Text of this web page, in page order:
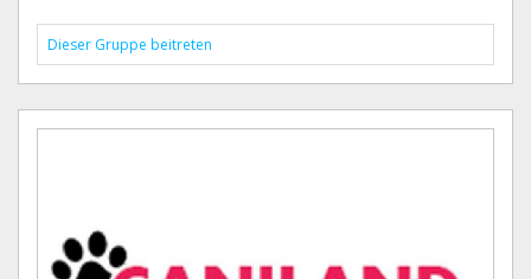
Dieser Gruppe beitreten